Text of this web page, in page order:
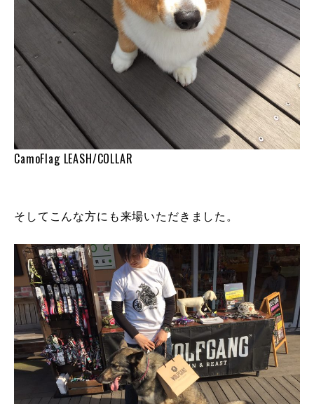
CamoFlag LEASH/COLLAR
そしてこんな方にも来場いただきました。